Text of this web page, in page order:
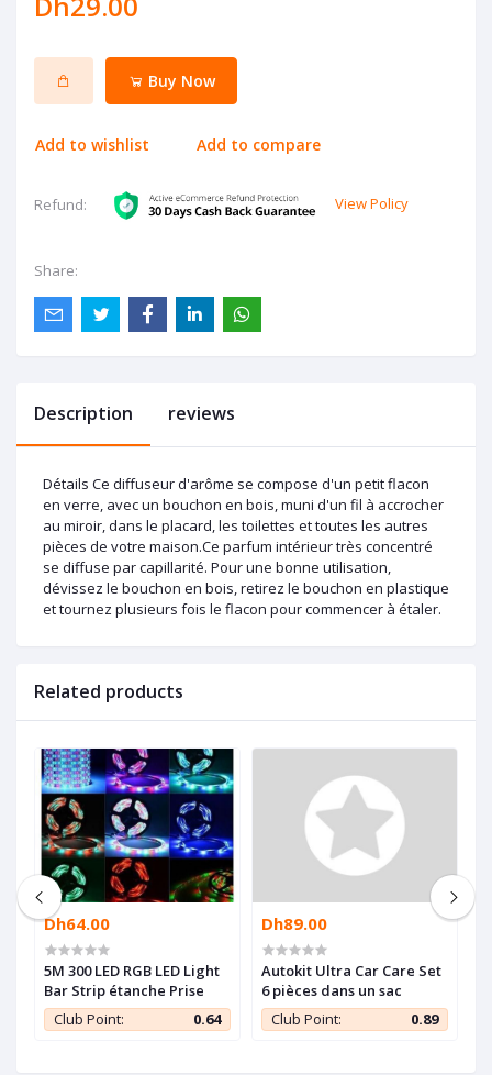
Buy Now
Add to wishlist Add to compare
Refund: View Policy
Share:
Description reviews
Détails Ce diffuseur d'arôme se compose d'un petit flacon
en verre, avec un bouchon en bois, muni d'un fil à accrocher
au miroir, dans le placard, les toilettes et toutes les autres
pièces de votre maison.Ce parfum intérieur très concentré
se diffuse par capillarité. Pour une bonne utilisation,
dévissez le bouchon en bois, retirez le bouchon en plastique
et tournez plusieurs fois le flacon pour commencer à étaler.
Related products
Dh64.00
5M 300 LED RGB LED Light
Bar Strip étanche Prise
Club Point:
0.64
Dh89.00
Autokit Ultra Car Care Set
6 pièces dans un sac
Club Point:
0.89